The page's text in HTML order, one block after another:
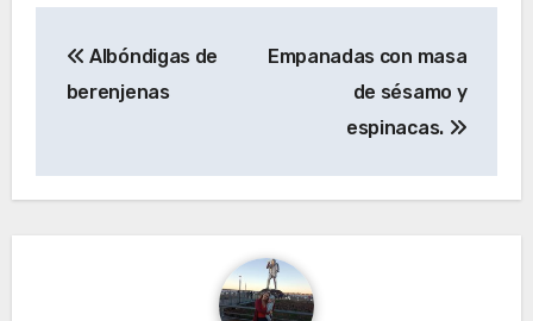
de
Albóndigas de
berenjenas
Empanadas con masa
de sésamo y
espinacas.